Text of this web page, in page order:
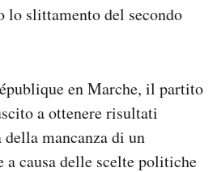
lo slittamento del secondo
en Marche, il partito
a ottenere risultati
mancanza di un
a causa delle scelte politiche